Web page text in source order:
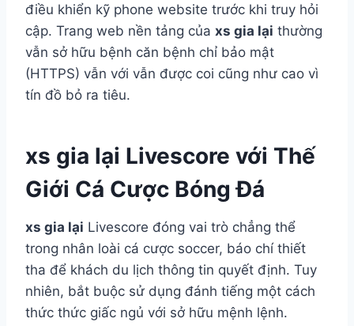
điều khiển kỹ phone website trước khi truy hỏi
cập. Trang web nền tảng của xs gia lại thường
vẫn sở hữu bệnh căn bệnh chỉ bảo mật
(HTTPS) vẫn với vẫn được coi cũng như cao vì
tín đồ bỏ ra tiêu.
xs gia lại Livescore với Thế
Giới Cá Cược Bóng Đá
xs gia lại Livescore đóng vai trò chẳng thể
trong nhân loài cá cược soccer, báo chí thiết
tha để khách du lịch thông tin quyết định. Tuy
nhiên, bắt buộc sử dụng đánh tiếng một cách
thức thức giấc ngủ với sở hữu mệnh lệnh.